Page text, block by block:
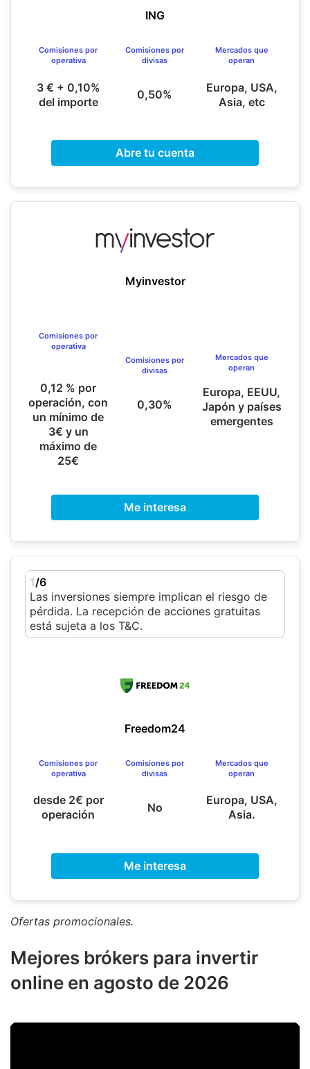
ING
Comisiones por
operativa
3 € + 0,10%
del importe
Comisiones por
divisas
0,50%
Mercados que
operan
Europa, USA,
Asia, etc
Abre tu cuenta
Myinvestor
Comisiones por
operativa
0,12 % por
operación, con
un mínimo de
3€ y un
máximo de
25€
Comisiones por
divisas
0,30%
Mercados que
operan
Europa, EEUU,
Japón y países
emergentes
Me interesa
1/6
Las inversiones siempre implican el riesgo de
pérdida. La recepción de acciones gratuitas
está sujeta a los T&C.
Freedom24
Comisiones por
operativa
desde 2€ por
operación
Comisiones por
divisas
No
Mercados que
operan
Europa, USA,
Asia.
Me interesa
Ofertas promocionales.
Mejores brókers para invertir
online en agosto de 2026